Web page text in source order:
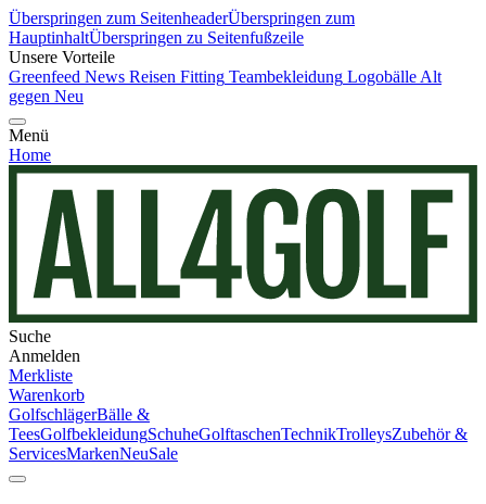
Überspringen zum SeitenheaderÜberspringen zum
HauptinhaltÜberspringen zu Seitenfußzeile
Unsere Vorteile
Greenfeed News Reisen Fitting Teambekleidung Logobälle Alt
gegen Neu
Menü
Home
Suche
Anmelden
Merkliste
Warenkorb
GolfschlägerBälle &
TeesGolfbekleidungSchuheGolftaschenTechnikTrolleysZubehör &
ServicesMarkenNeuSale